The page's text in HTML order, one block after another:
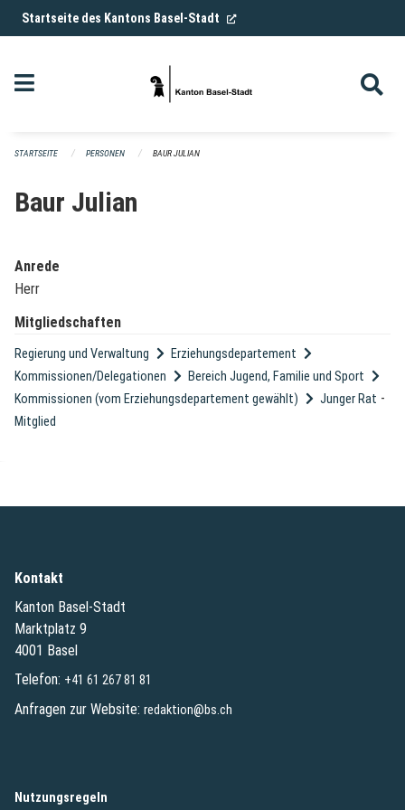
Navigation überspringen
Startseite des Kantons Basel-Stadt (External Link)
STARTSEITE PERSONEN BAUR JULIAN
Baur Julian
Anrede
Herr
Mitgliedschaften
Regierung und Verwaltung
Erziehungsdepartement
Kommissionen/Delegationen
Bereich Jugend, Familie und Sport
Kommissionen (vom Erziehungsdepartement gewählt)
Junger Rat -
Mitglied
Kontakt
Kanton Basel-Stadt
Marktplatz 9
4001 Basel
Telefon: +41 61 267 81 81
Anfragen zur Website: redaktion@bs.ch
Nutzungsregeln